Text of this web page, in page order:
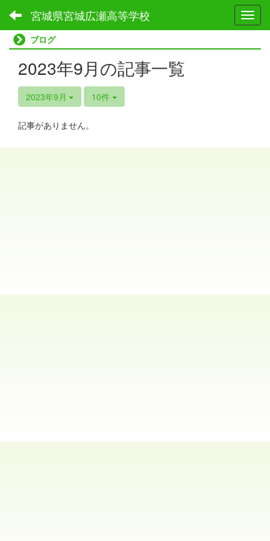
宮城県宮城広瀬高等学校
ブログ
2023年9月の記事一覧
2023年9月 10件
記事がありません。